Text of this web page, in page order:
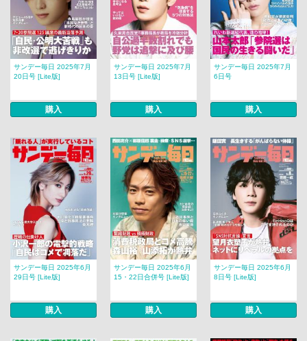
サンデー毎日 2025年7月
20日号 [Lite版]
購入
サンデー毎日 2025年7月
13日号 [Lite版]
購入
サンデー毎日 2025年7月
6日号
購入
サンデー毎日 2025年6月
29日号 [Lite版]
購入
サンデー毎日 2025年6月
15・22日合併号 [Lite版]
購入
サンデー毎日 2025年6月
8日号 [Lite版]
購入